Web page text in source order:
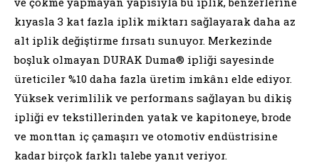
kıyasla 3 kat fazla iplik miktarı sağlayarak daha az
alt iplik değiştirme fırsatı sunuyor. Merkezinde
boşluk olmayan DURAK Duma® ipliği sayesinde
üreticiler %10 daha fazla üretim imkânı elde ediyor.
Yüksek verimlilik ve performans sağlayan bu dikiş
ipliği ev tekstillerinden yatak ve kapitoneye, brode
ve monttan iç çamaşırı ve otomotiv endüstrisine
kadar birçok farklı talebe yanıt veriyor.